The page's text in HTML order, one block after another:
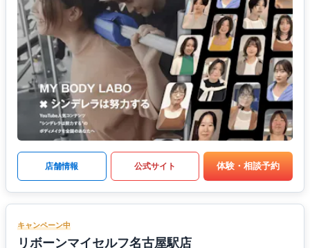
店舗情報 公式サイト 体験・相談予約
キャンペーン中
リボーンマイセルフ名古屋駅店